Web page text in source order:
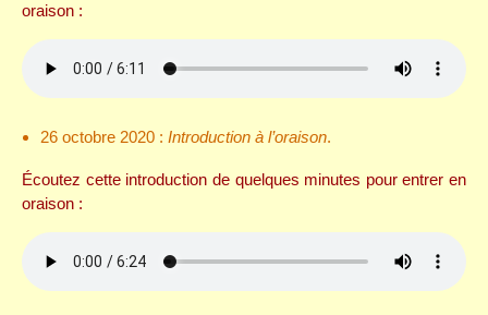
oraison :
26 octobre 2020 : Introduction à l’oraison.
Écoutez cette introduction de quelques minutes pour entrer en
oraison :